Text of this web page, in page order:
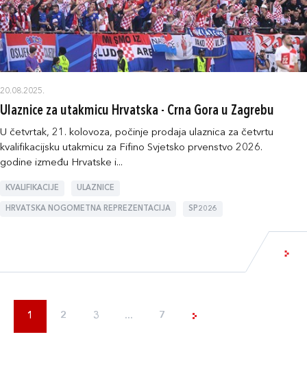
20.08.2025.
Ulaznice za utakmicu Hrvatska - Crna Gora u Zagrebu
U četvrtak, 21. kolovoza, počinje prodaja ulaznica za četvrtu
kvalifikacijsku utakmicu za Fifino Svjetsko prvenstvo 2026.
godine između Hrvatske i...
KVALIFIKACIJE ULAZNICE
HRVATSKA NOGOMETNA REPREZENTACIJA SP2026
1 2 3 ... 7